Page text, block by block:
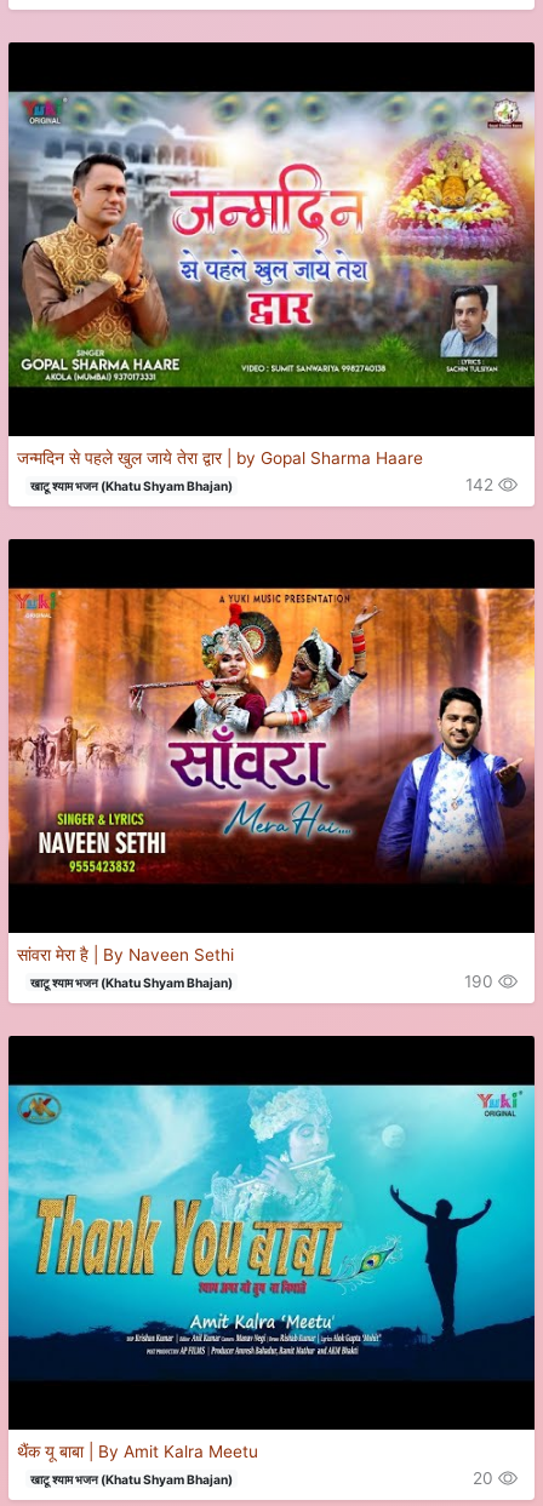
जन्मदिन से पहले खुल जाये तेरा द्वार | by Gopal Sharma Haare
खाटू श्याम भजन (Khatu Shyam Bhajan) 142
सांवरा मेरा है | By Naveen Sethi
खाटू श्याम भजन (Khatu Shyam Bhajan) 190
थैंक यू बाबा | By Amit Kalra Meetu
खाटू श्याम भजन (Khatu Shyam Bhajan) 20